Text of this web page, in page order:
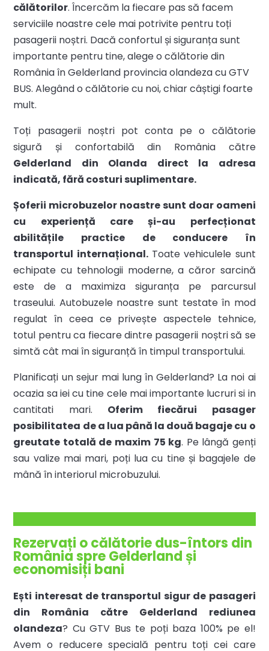
călătorilor. Încercăm la fiecare pas să facem
serviciile noastre cele mai potrivite pentru toți
pasagerii noștri. Dacă confortul și siguranța sunt
importante pentru tine, alege o călătorie din
România în Gelderland provincia olandeza cu GTV
BUS. Alegând o călătorie cu noi, chiar câștigi foarte
mult.
Toți pasagerii noștri pot conta pe o călătorie
sigură și confortabilă din România către
Gelderland din Olanda direct la adresa
indicată, fără costuri suplimentare.
Șoferii microbuzelor noastre sunt doar oameni
cu experiență care și-au perfecționat
abilitățile practice de conducere în
transportul internațional.Toate vehiculele sunt
echipate cu tehnologii moderne, a căror sarcină
este de a maximiza siguranța pe parcursul
traseului. Autobuzele noastre sunt testate în mod
regulat în ceea ce privește aspectele tehnice,
totul pentru ca fiecare dintre pasagerii noștri să se
simtă cât mai în siguranță în timpul transportului.
Planificați un sejur mai lung în Gelderland? La noi ai
ocazia sa iei cu tine cele mai importante lucruri si in
cantitati mari. Oferim fiecărui pasager
posibilitatea de a lua până la două bagaje cu o
greutate totală de maxim 75 kg. Pe lângă genți
sau valize mai mari, poți lua cu tine și bagajele de
mână în interiorul microbuzului.
Rezervați o călătorie dus-întors din
România spre Gelderland și
economisiți bani
Ești interesat de transportul sigur de pasageri
din România către Gelderland rediunea
olandeza? Cu GTV Bus te poți baza 100% pe el!
Avem o reducere specială pentru toți cei care